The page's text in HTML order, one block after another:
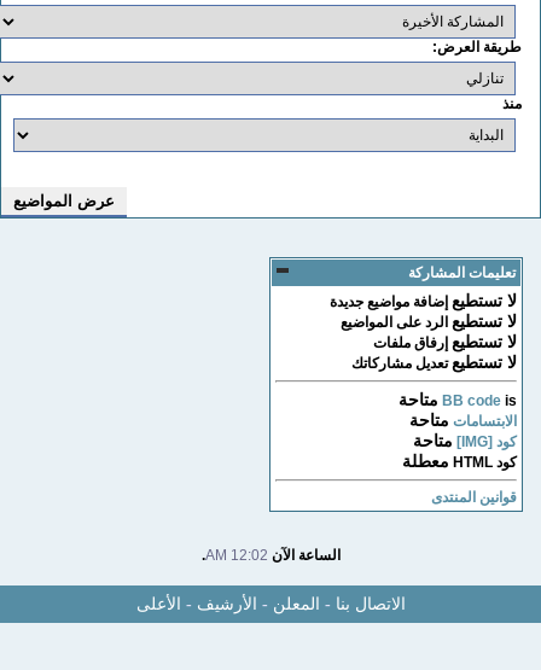
طريقة العرض:
منذ
تعليمات المشاركة
لا تستطيعإضافة مواضيع جديدة
لا تستطيعالرد على المواضيع
لا تستطيعإرفاق ملفات
لا تستطيعتعديل مشاركاتك
BB codeis متاحة
الابتسامات متاحة
كود [IMG] متاحة
كود HTML معطلة
قوانين المنتدى
الساعة الآن12:02 AM
.
الاتصال بنا-المعلن-الأرشيف -الأعلى